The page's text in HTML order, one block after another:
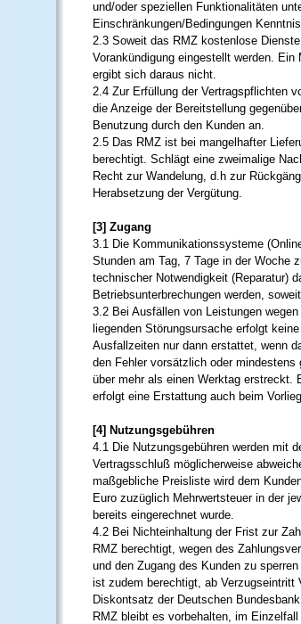
und/oder speziellen Funktionalitäten
Einschränkungen/Bedingungen
2.3 Soweit das RMZ kostenlose
Vorankündigung eingestellt werden.
ergibt sich daraus nicht.
2.4 Zur Erfüllung der Vertragspflichten
die Anzeige der Bereitstellung
Benutzung durch den Kunden an.
2.5 Das RMZ ist bei mangelhafter
berechtigt. Schlägt eine zweimalige
Recht zur Wandelung, d.h zur
Herabsetzung der Vergütung.
[3] Zugang
3.1 Die Kommunikationssysteme
Stunden am Tag, 7 Tage in der Woche
technischer Notwendigkeit (Reparatur)
Betriebsunterbrechungen werden,
3.2 Bei Ausfällen von Leistungen
liegenden Störungsursache erfolgt
Ausfallzeiten nur dann erstattet, wenn
den Fehler vorsätzlich oder
über mehr als einen Werktag erstreckt.
erfolgt eine Erstattung auch beim
[4] Nutzungsgebühren
4.1 Die Nutzungsgebühren werden mit
Vertragsschluß möglicherweise
maßgebliche Preisliste wird dem
Euro zuzüglich Mehrwertsteuer in der
bereits eingerechnet wurde.
4.2 Bei Nichteinhaltung der Frist zur
RMZ berechtigt, wegen des
und den Zugang des Kunden zu
ist zudem berechtigt, ab Verzugseintritt
Diskontsatz der Deutschen
RMZ bleibt es vorbehalten, im